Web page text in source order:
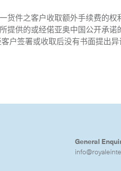
件之客户收取额外手续费的权
提供的或经偌亚奥中国公开承
户签署或收取后没有书面提出
General